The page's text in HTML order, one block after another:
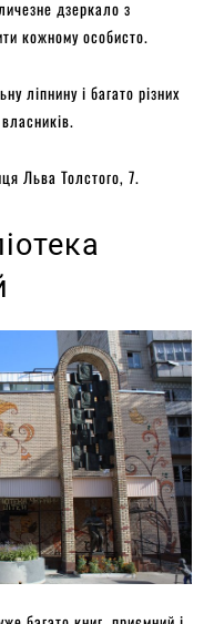
дзеркало з
кожному особисто.
ліпнину і багато різних
Льва Толстого, 7.